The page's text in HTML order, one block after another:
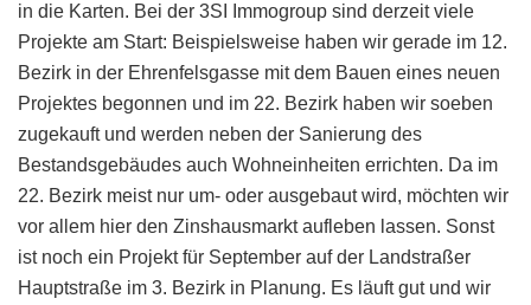
in die Karten. Bei der 3SI Immogroup sind derzeit viele
Projekte am Start: Beispielsweise haben wir gerade im 12.
Bezirk in der Ehrenfelsgasse mit dem Bauen eines neuen
Projektes begonnen und im 22. Bezirk haben wir soeben
zugekauft und werden neben der Sanierung des
Bestandsgebäudes auch Wohneinheiten errichten. Da im
22. Bezirk meist nur um- oder ausgebaut wird, möchten wir
vor allem hier den Zinshausmarkt aufleben lassen. Sonst
ist noch ein Projekt für September auf der Landstraßer
Hauptstraße im 3. Bezirk in Planung. Es läuft gut und wir